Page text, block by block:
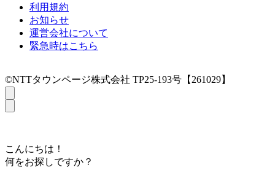
利用規約
お知らせ
運営会社について
緊急時はこちら
©NTTタウンページ株式会社 TP25-193号【261029】
こんにちは！
何をお探しですか？